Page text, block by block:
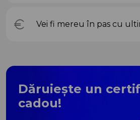
Vei fi mereu în pas cu
Dăruiește un
cadou!